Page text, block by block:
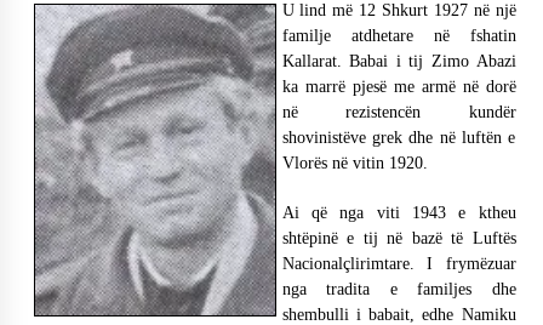
ZHVILLUA EDICIONI I TRETË I PIKNIKU
PRANVEROR
26/05/2026
Gazeta Kallarati nr. 117
03/05/2026
Gazeta Kallarati nr. 116
28/01/2026
Mbi kockat e martirëve ngrihet Atdheu
17/10/2025
U lind më 12 Shkurt 1927 në një
familje atdhetare në fshatin
Kallarat. Babai i tij Zimo Abazi
ka marrë pjesë me armë në dorë
në rezistencën kundër
shovinistëve grek dhe në luftën e
Vlorës në vitin 1920.
Ai që nga viti 1943 e ktheu
shtëpinë e tij në bazë të Luftës
Nacionalçlirimtare. I frymëzuar
nga tradita e familjes dhe
shembulli i babait, edhe Namiku